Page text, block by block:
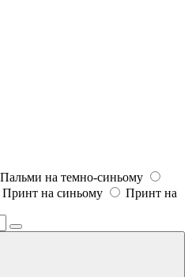
Пальми на темно-синьому
Принт на синьому
Принт на